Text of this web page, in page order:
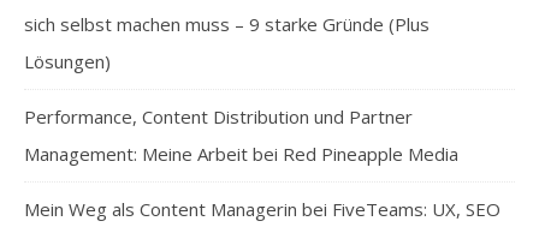
sich selbst machen muss – 9 starke Gründe (Plus
Lösungen)
Performance, Content Distribution und Partner
Management: Meine Arbeit bei Red Pineapple Media
Mein Weg als Content Managerin bei FiveTeams: UX, SEO